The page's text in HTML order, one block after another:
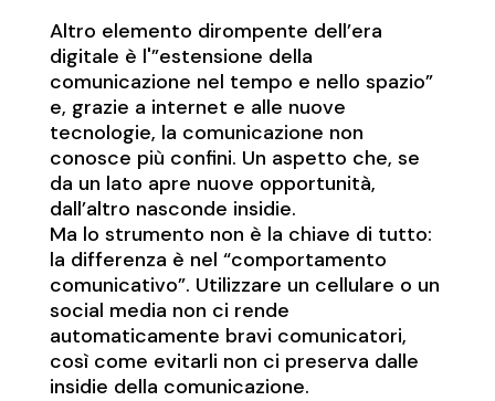
Altro elemento dirompente dell’era
digitale è l'”estensione della
comunicazione nel tempo e nello spazio”
e, grazie a internet e alle nuove
tecnologie, la comunicazione non
conosce più confini. Un aspetto che, se
da un lato apre nuove opportunità,
dall’altro nasconde insidie.
Ma lo strumento non è la chiave di tutto:
la differenza è nel “comportamento
comunicativo”. Utilizzare un cellulare o un
social media non ci rende
automaticamente bravi comunicatori,
così come evitarli non ci preserva dalle
insidie della comunicazione.